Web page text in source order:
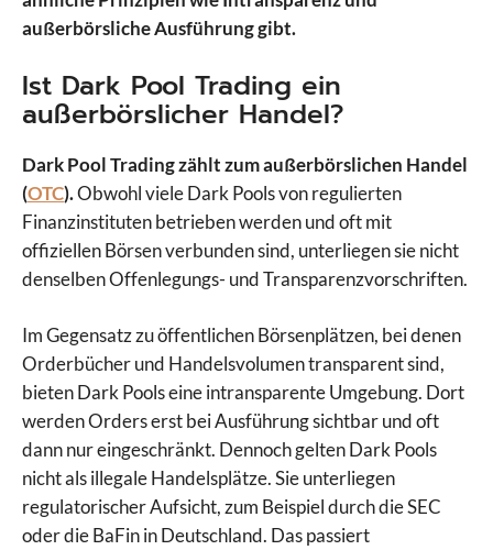
außerbörsliche Ausführung gibt.
Ist Dark Pool Trading ein
außerbörslicher Handel?
Dark Pool Trading zählt zum außerbörslichen Handel
(OTC).Obwohl viele Dark Pools von regulierten
Finanzinstituten betrieben werden und oft mit
offiziellen Börsen verbunden sind, unterliegen sie nicht
denselben Offenlegungs- und Transparenzvorschriften.
Im Gegensatz zu öffentlichen Börsenplätzen, bei denen
Orderbücher und Handelsvolumen transparent sind,
bieten Dark Pools eine intransparente Umgebung. Dort
werden Orders erst bei Ausführung sichtbar und oft
dann nur eingeschränkt. Dennoch gelten Dark Pools
nicht als illegale Handelsplätze. Sie unterliegen
regulatorischer Aufsicht, zum Beispiel durch die SEC
oder die BaFin in Deutschland. Das passiert